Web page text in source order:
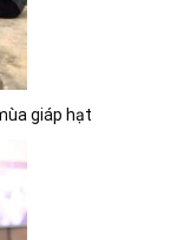
giáp hạt